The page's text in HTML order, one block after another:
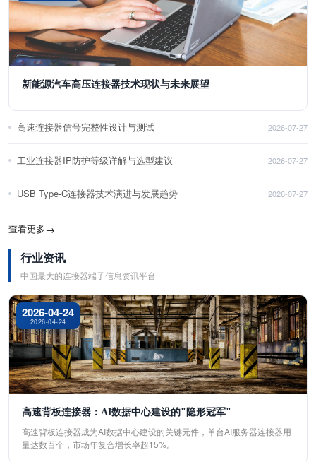
新能源汽车高压连接器技术现状与未来展望
高速连接器信号完整性设计与测试 2026-07-27
工业连接器IP防护等级详解与选型建议 2026-07-27
USB Type-C连接器技术演进与发展趋势 2026-07-27
查看更多→
行业资讯
中国最大的连接器端子信息资讯平台
2026-04-24
2026-04-24
高速背板连接器：AI数据中心建设的"隐形冠军"
高速背板连接器成为AI数据中心建设的关键元件，单台AI服务器连接器用
量达数百个，市场年复合增长率超15%。